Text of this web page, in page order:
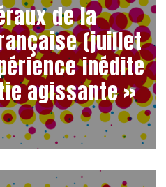
de la
(juillet
inédite
agissante »